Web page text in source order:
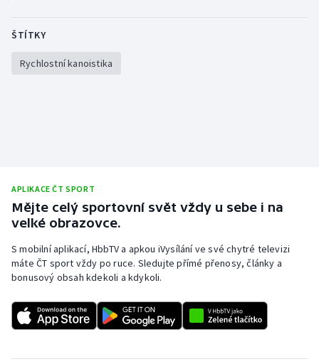
ŠTÍTKY
Rychlostní kanoistika
APLIKACE ČT SPORT
Mějte celý sportovní svět vždy u sebe i na
velké obrazovce.
S mobilní aplikací, HbbTV a apkou iVysílání ve své chytré televizi
máte ČT sport vždy po ruce. Sledujte přímé přenosy, články a
bonusový obsah kdekoli a kdykoli.